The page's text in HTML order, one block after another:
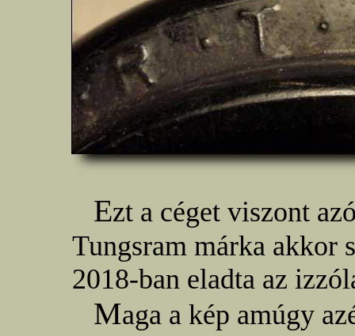
Ezt a céget viszont
Tungsram márka akkor
2018-ban eladta az
Maga a kép amúgy